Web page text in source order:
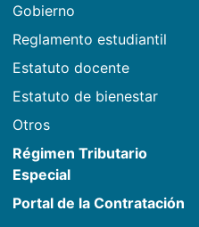
Gobierno
Reglamento estudiantil
Estatuto docente
Estatuto de bienestar
Otros
Régimen Tributario
Especial
Portal de la Contratación